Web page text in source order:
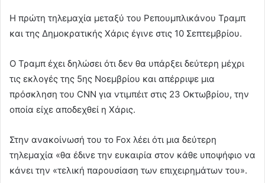
Η πρώτη τηλεμαχία μεταξύ του Ρεπουμπλικάνου Τραμπ
και της Δημοκρατικής Χάρις έγινε στις 10 Σεπτεμβρίου.
Ο Τραμπ έχει δηλώσει ότι δεν θα υπάρξει δεύτερη μέχρι
τις εκλογές της 5ης Νοεμβρίου και απέρριψε μια
πρόσκληση του CNN για ντιμπέιτ στις 23 Οκτωβρίου, την
οποία είχε αποδεχθεί η Χάρις.
Στην ανακοίνωσή του το Fox λέει ότι μια δεύτερη
τηλεμαχία «θα έδινε την ευκαιρία στον κάθε υποψήφιο να
κάνει την «τελική παρουσίαση των επιχειρημάτων του».